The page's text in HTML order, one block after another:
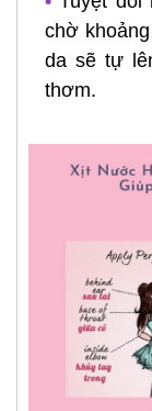
chờ
da sẽ tự
thơm.